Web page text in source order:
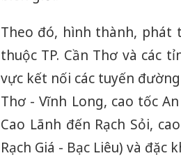
Theo đó, hình thành, phát
thuộc TP. Cần Thơ và các
vực kết nối các tuyến
Thơ - Vĩnh Long, cao tốc
Cao Lãnh đến Rạch Sỏi,
Rạch Giá - Bạc Liêu) và đặc